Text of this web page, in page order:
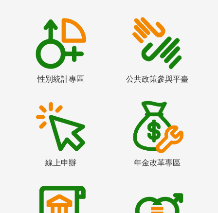
性別統計專區 公共政策參與平臺
線上申辦 年金改革專區